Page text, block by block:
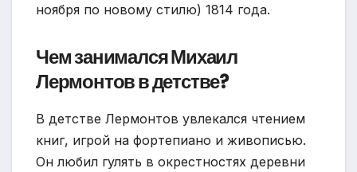
ноября по новому стилю) 1814 года.
Чем занимался Михаил
Лермонтов в детстве?
В детстве Лермонтов увлекался чтением
книг, игрой на фортепиано и живописью.
Он любил гулять в окрестностях деревни